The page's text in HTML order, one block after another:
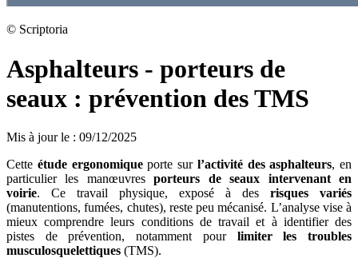
© Scriptoria
Asphalteurs - porteurs de
seaux : prévention des TMS
Mis à jour le : 09/12/2025
Cette étude ergonomiqueporte sur l’activité des asphalteurs, en
particulier les manœuvresporteurs de seaux intervenant en
voirie. Ce travail physique, exposé à des risques variés
(manutentions, fumées, chutes), reste peu mécanisé. L’analyse vise à
mieux comprendre leurs conditions de travail et à identifier des
pistes de prévention, notamment pour limiter les troubles
musculosquelettiques (TMS).